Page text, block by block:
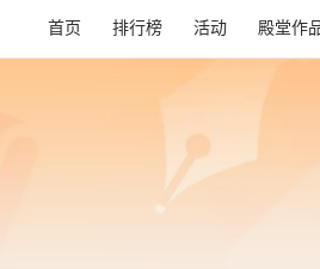
首页 排行榜 活动 殿堂作